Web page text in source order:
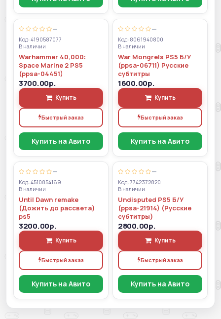
—
Код: 4190587077
В наличии
Warhammer 40,000:
Space Marine 2 PS5
(ppsa-04451)
3700.00р.
Купить
Быстрый заказ
Купить на Авито
—
Код: 8061940800
В наличии
War Mongrels PS5 Б/У
(ppsa-06711) Русские
субтитры
1600.00р.
Купить
Быстрый заказ
Купить на Авито
—
Код: 4510854169
В наличии
Until Dawn remake
(Дожить до рассвета)
ps5
3200.00р.
Купить
Быстрый заказ
Купить на Авито
—
Код: 7742372820
В наличии
Undisputed PS5 Б/У
(ppsa-21914) (Русские
субтитры)
2800.00р.
Купить
Быстрый заказ
Купить на Авито